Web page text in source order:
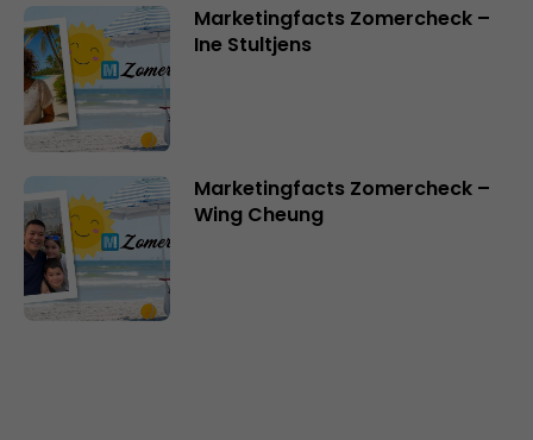
Marketingfacts Zomercheck –
Ine Stultjens
Marketingfacts Zomercheck –
Wing Cheung